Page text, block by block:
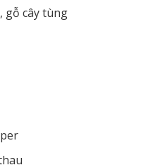
gỗ cây tùng